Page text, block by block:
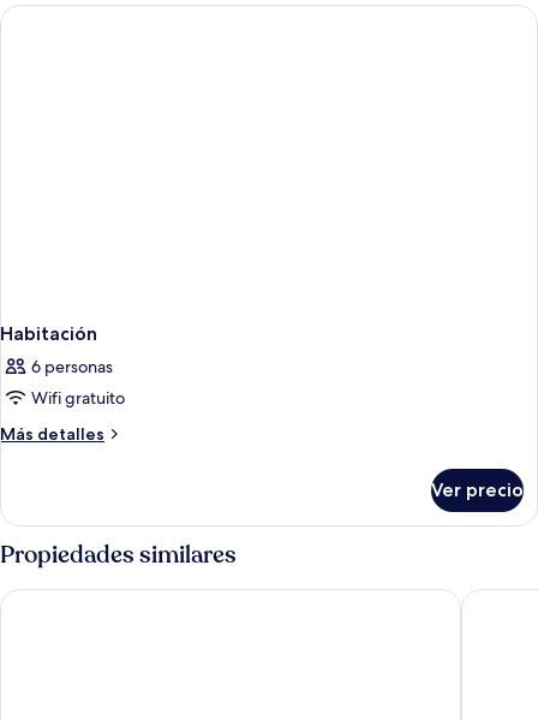
Habitación
6 personas
Wifi gratuito
Más detalles
Más
Ver precio
Propiedades similares
Swandor Hotels & Resorts - Kemer - All Inclusive